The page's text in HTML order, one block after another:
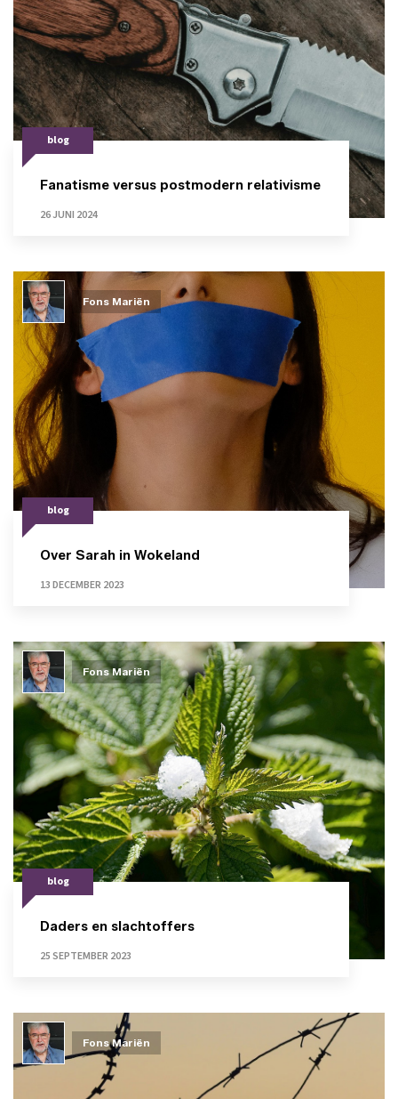
blog
Fanatisme versus postmodern relativisme
26 JUNI 2024
blog
Over Sarah in Wokeland
13 DECEMBER 2023
Fons Mariën
blog
Daders en slachtoffers
25 SEPTEMBER 2023
Fons Mariën
Fons Mariën